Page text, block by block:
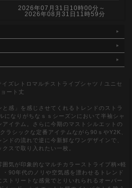
2026年07月31日10時00分～
2026年08月31日11時59分
ズレトロマルチストライプシャツ / ユニセ
ート丈
感」を感じさせてくれるトレンドのストラ
になりがちなｓｓシーズンにおいて半袖シャ
イテム。さらに今期のマストシルエットの
ラシックな定番アイテムながら90ｓやY2K、
ドの流れで逆に今新鮮なワンデザインで、
スで取り入れたい一枚。
気が印象的なマルチカラーストライプ柄×軽
90年代のノリや空気感を漂わせるトレンド
トリートな感覚でとりいれられるオーバー